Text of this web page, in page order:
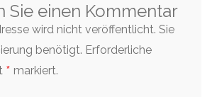
Sie einen Kommentar
wird nicht veröffentlicht. Sie
benötigt. Erforderliche
* markiert.